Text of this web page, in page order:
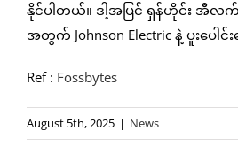
နိုင်ပါတယ်။ ဒါ့အပြင် ရှန်ဟိုင်း အီ
အတွက် Johnson Electric နဲ့ ပူးပေါ
Ref : Fossbytes
August 5th, 2025 | News